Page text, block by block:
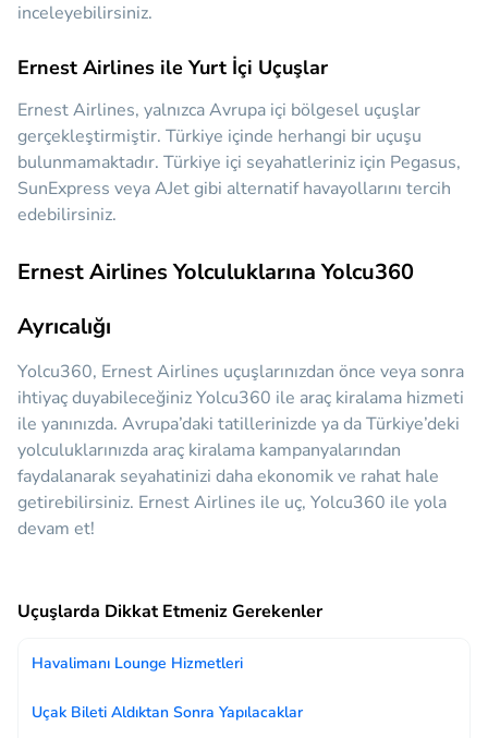
inceleyebilirsiniz.
Ernest Airlines ile Yurt İçi Uçuşlar
Ernest Airlines, yalnızca Avrupa içi bölgesel uçuşlar
gerçekleştirmiştir. Türkiye içinde herhangi bir uçuşu
bulunmamaktadır. Türkiye içi seyahatleriniz için Pegasus,
SunExpress veya AJet gibi alternatif havayollarını tercih
edebilirsiniz.
Ernest Airlines Yolculuklarına Yolcu360
Ayrıcalığı
Yolcu360, Ernest Airlines uçuşlarınızdan önce veya sonra
ihtiyaç duyabileceğinizYolcu360 ile araç kiralama hizmeti
ile yanınızda. Avrupa’daki tatillerinizde ya da Türkiye’deki
yolculuklarınızda araç kiralama kampanyalarından
faydalanarak seyahatinizi daha ekonomik ve rahat hale
getirebilirsiniz. Ernest Airlines ile uç, Yolcu360 ile yola
devam et!
Uçuşlarda Dikkat Etmeniz Gerekenler
Havalimanı Lounge Hizmetleri
Uçak Bileti Aldıktan Sonra Yapılacaklar